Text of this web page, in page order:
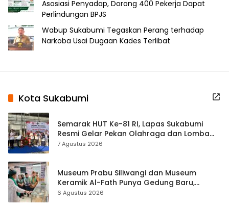
Asosiasi Penyadap, Dorong 400 Pekerja Dapat
Perlindungan BPJS
Wabup Sukabumi Tegaskan Perang terhadap
Narkoba Usai Dugaan Kades Terlibat
Kota Sukabumi
Semarak HUT Ke-81 RI, Lapas Sukabumi
Resmi Gelar Pekan Olahraga dan Lomba
Tradisional
7 Agustus 2026
Museum Prabu Siliwangi dan Museum
Keramik Al-Fath Punya Gedung Baru,
Hampir 500 Koleksi Dipisahkan
6 Agustus 2026